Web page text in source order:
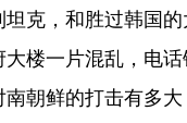
克，和胜过韩国
楼一片混乱，电话
朝鲜的打击有多